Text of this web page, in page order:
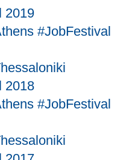
2019
#JobFestival
2018
#JobFestival